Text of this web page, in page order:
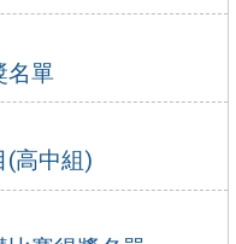
名單
(高中組)